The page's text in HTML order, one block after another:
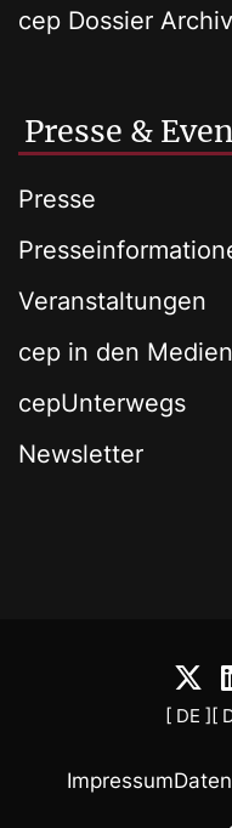
cep Dossier Archiv
Presse &
Presse
Veranstaltungen
cep in den Medien
cepUnterwegs
Newsletter
[ DE ][
Impressum